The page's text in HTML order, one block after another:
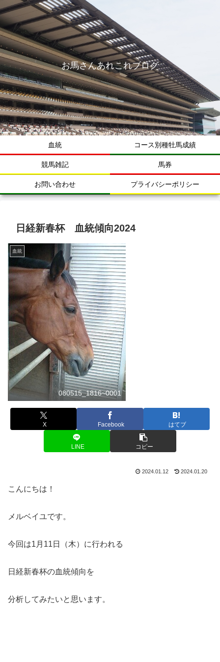
お馬さんあれこれブログ
血統 コース別種牡馬成績
競馬雑記 馬券
お問い合わせ プライバシーポリシー
日経新春杯 血統傾向2024
血統
080515_1816~0001
X Facebook はてブ
LINE コピー
2024.01.12 2024.01.20
こんにちは！
メルベイユです。
今回は1月11日（木）に行われる
日経新春杯の血統傾向を
分析してみたいと思います。